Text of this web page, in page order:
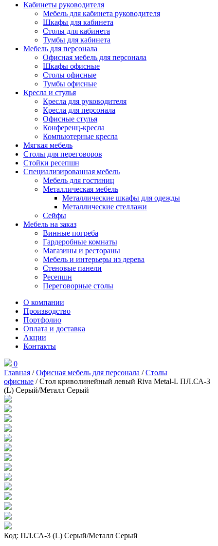
Кабинеты руководителя
Мебель для кабинета руководителя
Шкафы для кабинета
Столы для кабинета
Тумбы для кабинета
Мебель для персонала
Офисная мебель для персонала
Шкафы офисные
Столы офисные
Тумбы офисные
Кресла и стулья
Кресла для руководителя
Кресла для персонала
Офисные стулья
Конференц-кресла
Компьютерные кресла
Мягкая мебель
Столы для переговоров
Стойки ресепшн
Специализированная мебель
Мебель для гостиниц
Металлическая мебель
Металлические шкафы для одежды
Металлические стеллажи
Сейфы
Мебель на заказ
Винные погреба
Гардеробные комнаты
Магазины и рестораны
Мебель и интерьеры из дерева
Стеновые панели
Ресепшн
Переговорные столы
О компании
Производство
Портфолио
Оплата и доставка
Акции
Контакты
0
Главная /Офисная мебель для персонала /Столы
офисные / Стол криволинейный левый Riva Metal-L ПЛ.СА-3
(L) Серый/Металл Серый
Код: ПЛ.СА-3 (L) Серый/Металл Серый